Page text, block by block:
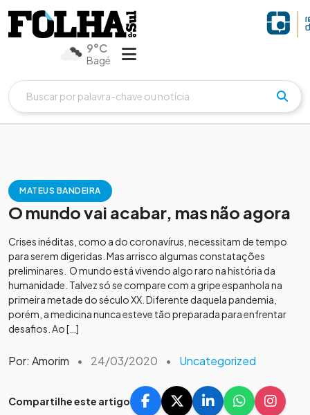
9°C
Bagé
MATEUS BANDEIRA
O mundo vai acabar, mas não agora
Crises inéditas, como a do coronavírus, necessitam de tempo
para serem digeridas. Mas arrisco algumas constatações
preliminares. O mundo está vivendo algo raro na história da
humanidade. Talvez só se compare com a gripe espanhola na
primeira metade do século XX. Diferente daquela pandemia,
porém, a medicina nunca esteve tão preparada para enfrentar
desafios. Ao […]
Por: Amorim • 24/03/2020 • Uncategorized
Compartilhe este artigo